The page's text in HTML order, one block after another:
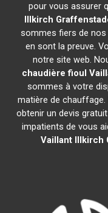
pour vous assurer
Illkirch
sommes fiers de
en sont la preuve.
notre site web.
chaudière fioul
sommes à votre
matière de
obtenir un devis
impatients de vous
Vaillant Illkirch